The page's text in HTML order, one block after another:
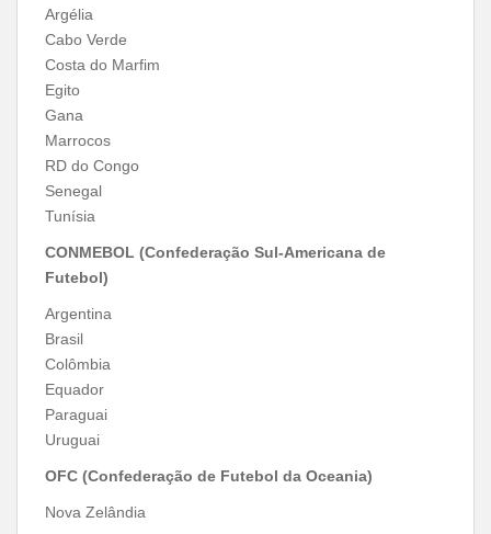
Argélia
Cabo Verde
Costa do Marfim
Egito
Gana
Marrocos
RD do Congo
Senegal
Tunísia
CONMEBOL (Confederação Sul-Americana de
Futebol)
Argentina
Brasil
Colômbia
Equador
Paraguai
Uruguai
OFC (Confederação de Futebol da Oceania)
Nova Zelândia